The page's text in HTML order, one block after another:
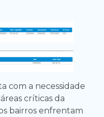
com a necessidade
críticas da
bairros enfrentam